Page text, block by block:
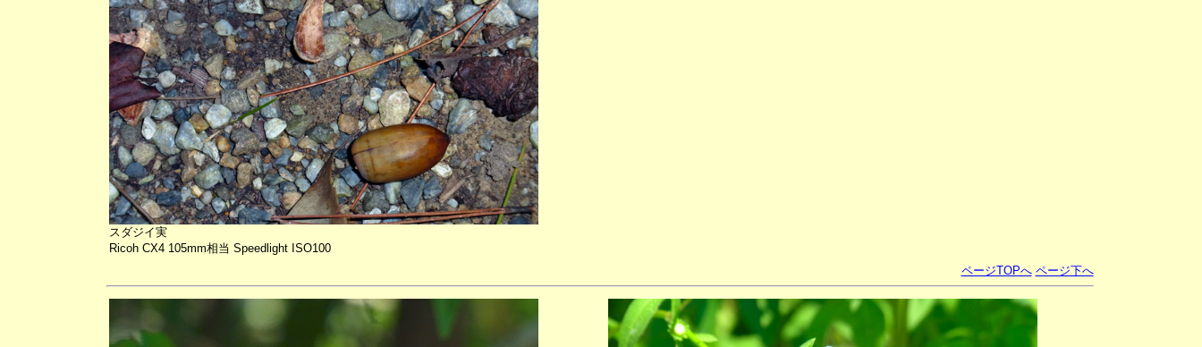
スダジイ実
Ricoh CX4 105mm相当 Speedlight ISO100
ページTOPへ ページ下へ